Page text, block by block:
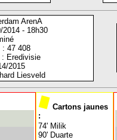
ArenA
2014 - 18h30
: 47 408
: Eredivisie
2015
Liesveld
Cartons jaunes
:
74' Milik
90' Duarte